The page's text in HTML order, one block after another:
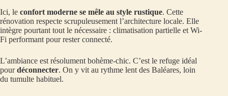
Ici, le confort moderne se mêle au style rustique. Cette
rénovation respecte scrupuleusement l’architecture locale. Elle
intègre pourtant tout le nécessaire : climatisation partielle et Wi-
Fi performant pour rester connecté.
L’ambiance est résolument bohème-chic. C’est le refuge idéal
pourdéconnecter. On y vit au rythme lent des Baléares, loin
du tumulte habituel.